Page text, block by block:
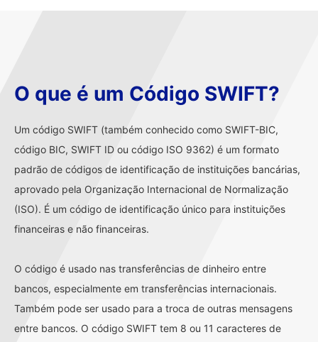
O que é um Código SWIFT?
Um código SWIFT (também conhecido como SWIFT-BIC,
código BIC, SWIFT ID ou código ISO 9362) é um formato
padrão de códigos de identificação de instituições bancárias,
aprovado pela Organização Internacional de Normalização
(ISO). É um código de identificação único para instituições
financeiras e não financeiras.
O código é usado nas transferências de dinheiro entre
bancos, especialmente em transferências internacionais.
Também pode ser usado para a troca de outras mensagens
entre bancos. O código SWIFT tem 8 ou 11 caracteres de